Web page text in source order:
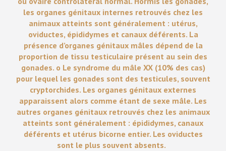
les organes génitaux internes retrouvés chez les
animaux atteints sont généralement : utérus,
oviductes, épididymes et canaux déférents. La
présence d’organes génitaux mâles dépend de la
proportion de tissu testiculaire présent au sein des
gonades. o Le syndrome du mâle XX (10% des cas)
pour lequel les gonades sont des testicules, souvent
cryptorchides. Les organes génitaux externes
apparaissent alors comme étant de sexe mâle. Les
autres organes génitaux retrouvés chez les animaux
atteints sont généralement : épididymes, canaux
déférents et utérus bicorne entier. Les oviductes
sont le plus souvent absents.